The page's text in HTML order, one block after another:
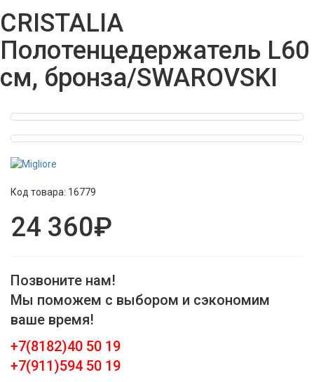
CRISTALIA
Полотенцедержатель L60
см, бронза/SWAROVSKI
Код товара: 16779
24 360₽
Позвоните нам!
Мы поможем с выбором и сэкономим
ваше время!
+7(8182)40 50 19
+7(911)594 50 19